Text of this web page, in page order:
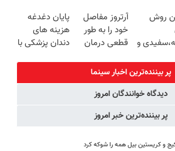
درمان کنی؟
((پرسش‌نامه))
روش
و
آرتروز مفاصل
خود را به طور
قطعی درمان
◗پرسش‌نامه◖
پایان دغدغه
هزینه های
دندان پزشکی با
پر بیننده‌ترین اخبار سینما
دیدگاه خوانندگان امروز
پر بیننده‌ترین خبر امروز
و کریستین بیل همه را شوکه کرد